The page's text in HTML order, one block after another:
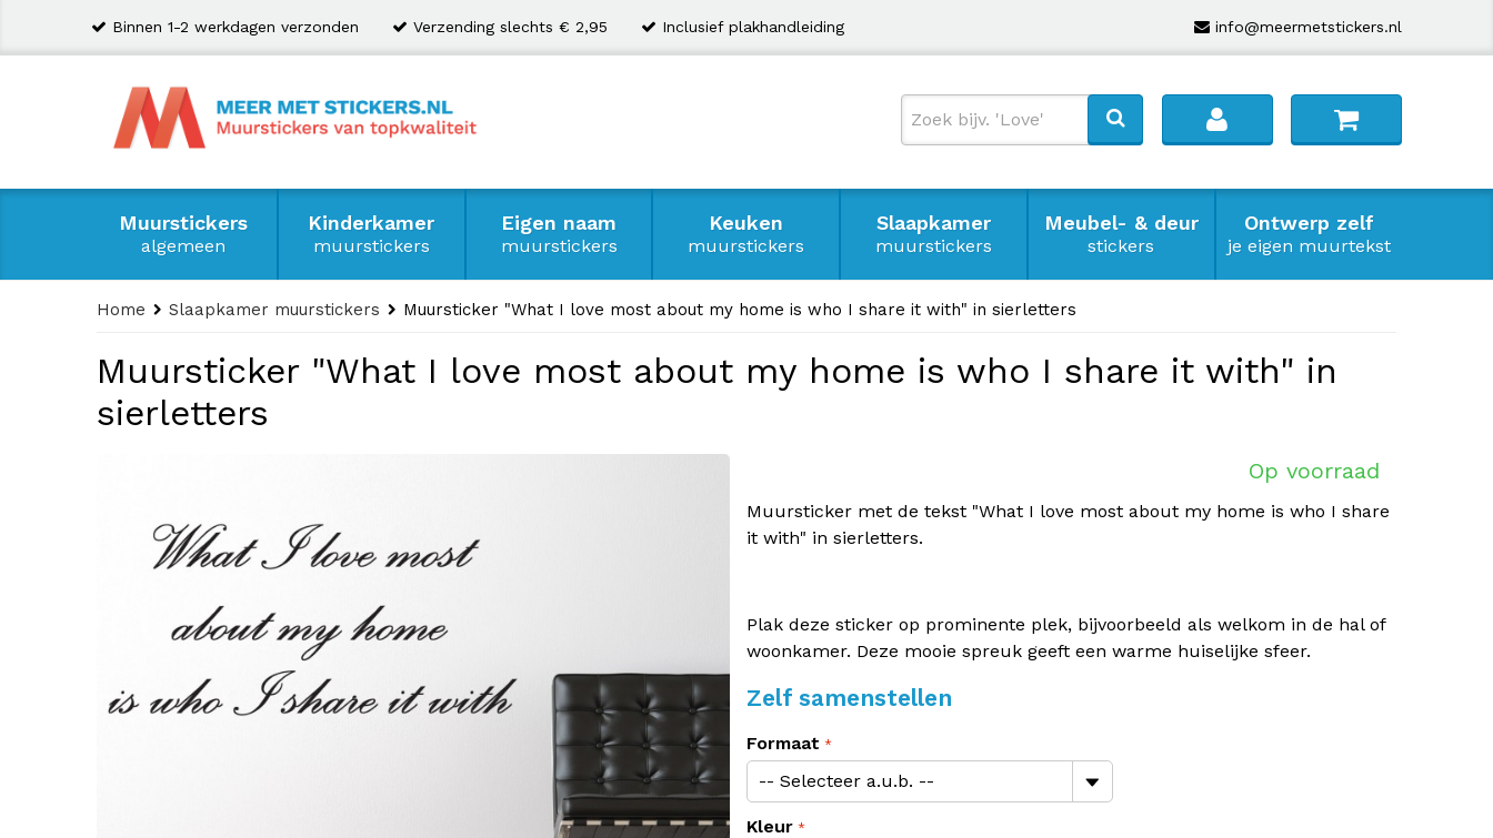
info@meermetstickers.nl
Binnen 1-2 werkdagen verzonden Verzending slechts € 2,95 Inclusief plakhandleiding
Muurstickers
algemeen
Kinderkamer
muurstickers
Eigen naam
muurstickers
Keuken
muurstickers
Slaapkamer
muurstickers
Meubel- & deur
stickers
Ontwerp zelf
je eigen muurtekst
Home Slaapkamer muurstickers Muursticker "What I love most about my home is who I share it with" in sierletters
Muursticker "What I love most about my home is who I share it with" in
sierletters
Op voorraad
Muursticker met de tekst "What I love most about my home is who I share
it with" in sierletters.
Plak deze sticker op prominente plek, bijvoorbeeld als welkom in de hal of
woonkamer. Deze mooie spreuk geeft een warme huiselijke sfeer.
Zelf samenstellen
Formaat
Kleur